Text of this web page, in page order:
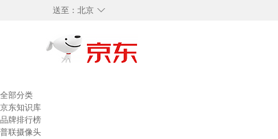
◇
送至： 北京
全部分类
京东知识库
品牌排行榜
普联摄像头